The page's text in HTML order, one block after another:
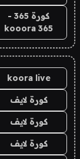
كورة 365 -
kooora 365
koora live
كورة لايف
كورة لايف
كورة لايف